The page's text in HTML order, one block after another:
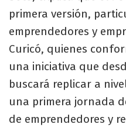
primera versión,
emprendedores y
Curicó, quienes
una iniciativa que
buscará replicar a
una primera jornada
de emprendedores y